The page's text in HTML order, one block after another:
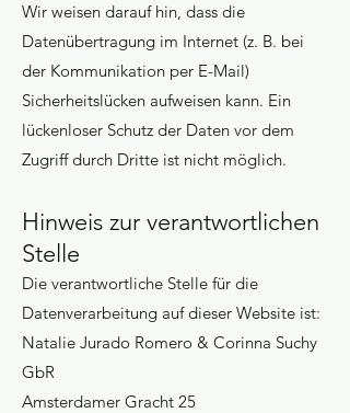
Wir weisen darauf hin, dass die
Datenübertragung im Internet (z. B. bei
der Kommunikation per E-Mail)
Sicherheitslücken aufweisen kann. Ein
lückenloser Schutz der Daten vor dem
Zugriff durch Dritte ist nicht möglich.
Hinweis zur verantwortlichen
Stelle
Die verantwortliche Stelle für die
Datenverarbeitung auf dieser Website ist:
Natalie Jurado Romero & Corinna Suchy
GbR
Amsterdamer Gracht 25